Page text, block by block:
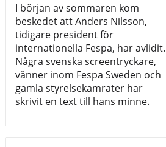
I början av sommaren kom
beskedet att Anders Nilsson,
tidigare president för
internationella Fespa, har avlidit.
Några svenska screentryckare,
vänner inom Fespa Sweden och
gamla styrelsekamrater har
skrivit en text till hans minne.